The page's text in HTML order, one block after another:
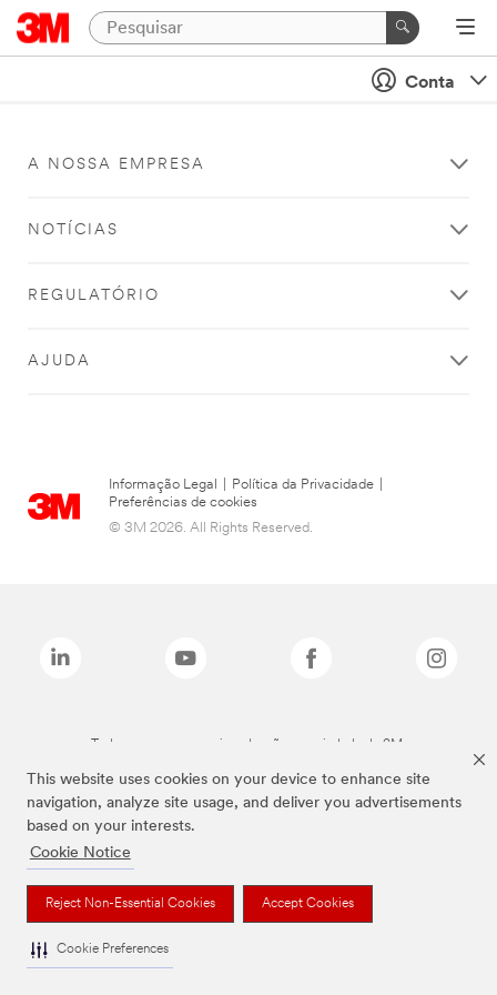
This website uses cookies on your device to enhance site
navigation, analyze site usage, and deliver you advertisements
based on your interests.
Cookie Notice
Reject Non-Essential Cookies Accept Cookies
Cookie Preferences
Conta
A NOSSA EMPRESA
NOTÍCIAS
REGULATÓRIO
AJUDA
Informação Legal Política da Privacidade
Preferências de cookies
© 3M 2026. All Rights Reserved.
Todas as marcas mencionadas são propriedade da 3M.